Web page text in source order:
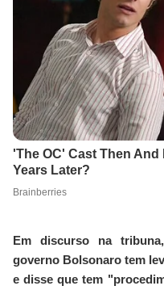
Em discurso na
governo Bolsonaro tem
e disse que tem